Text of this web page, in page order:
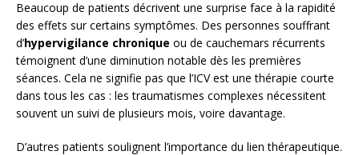
Beaucoup de patients décrivent une surprise face à la rapidité
des effets sur certains symptômes. Des personnes souffrant
d’hypervigilance chronique ou de cauchemars récurrents
témoignent d’une diminution notable dès les premières
séances. Cela ne signifie pas que l’ICV est une thérapie courte
dans tous les cas : les traumatismes complexes nécessitent
souvent un suivi de plusieurs mois, voire davantage.
D’autres patients soulignent l’importance du lien thérapeutique.